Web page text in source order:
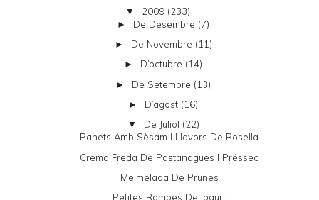
▼ 2009 (233)
► De Desembre (7)
► De Novembre (11)
► D’octubre (14)
► De Setembre (13)
► D’agost (16)
▼ De Juliol (22)
Panets Amb Sèsam I Llavors De Rosella
Crema Freda De Pastanagues I Préssec
Melmelada De Prunes
Petites Bombes De Iogurt